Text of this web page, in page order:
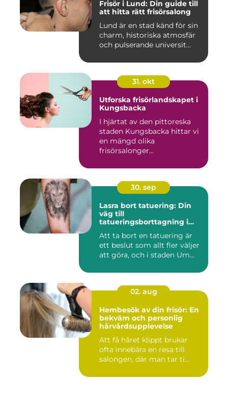
Frisör i Lund: Din guide till
att hitta rätt frisörsalong
Lund är en stad känd för sin
charm, historiska atmosfär
och pulserande universit...
31. okt
Utforska frisörlandskapet i
Kungsbacka
I hjärtat av den pittoreska
staden Kungsbacka hittar vi
en mängd olika
frisörsalonger...
30. sep
Lasra bort tatuering: Din
väg till
tatueringsborttagning i
Att ta bort en tatuering är
ett beslut som allt fler väljer
att göra, och i staden Um...
02. aug
Hembesök av din frisör: En
bekväm och personlig
hårvårdsupplevelse
Att få håret klippt brukar
ofta innebära en resa till
salongen, där man tar ti...